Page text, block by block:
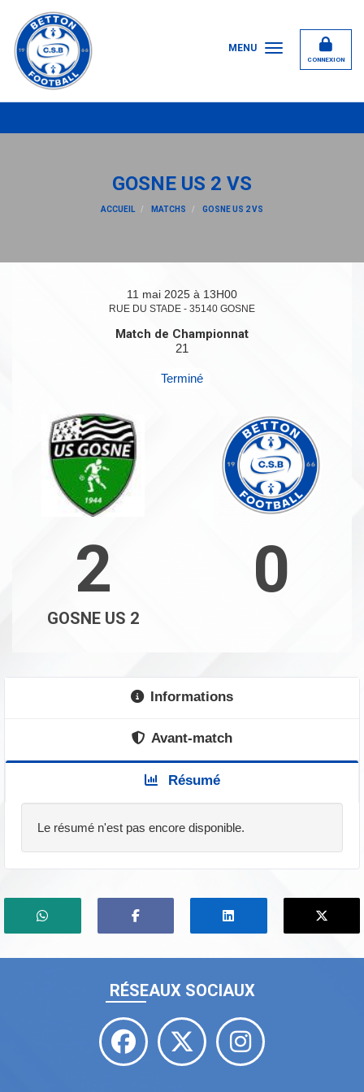
CONNEXION
MENU
GOSNE US 2 VS
ACCUEIL MATCHS GOSNE US 2 VS
11 mai 2025 à 13H00
RUE DU STADE - 35140 GOSNE
Match de Championnat
21
Terminé
2 0
GOSNE US 2
Informations
Avant-match
Résumé
Le résumé n'est pas encore disponible.
RÉSEAUX SOCIAUX
Panneau de gestion des cookies